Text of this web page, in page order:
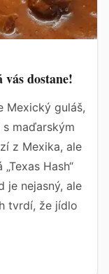
dostane!
Mexický guláš,
maďarským
z Mexika, ale
Hash“
je nejasný, ale
tvrdí, že jídlo